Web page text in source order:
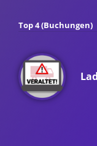
Top 4 (Buchungen)